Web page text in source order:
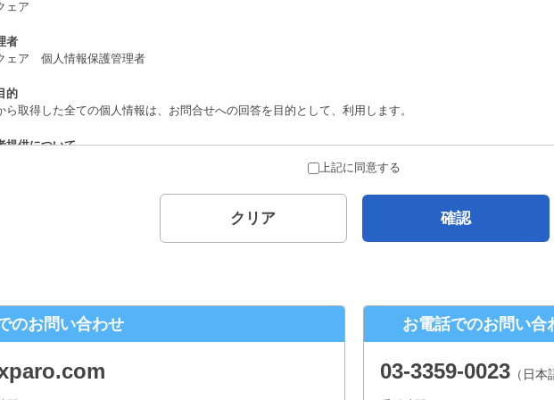
ェア
者
ェア 個人情報保護管理者
的
ら取得した全ての個人情報は、お問合せへの回答を目的として、利用します。
提供について
は、法律上許されている場合を除き、ご本人の了解を得ることなく第三者に提供することはありません。
した個人情報は委託することがありません。
ェア 個人情報お問合せ窓口
都新宿区西新宿６丁目１２−１ パークウェストビル１３階
日9時～17時30分 但し、年末年始、夏季休暇は除きます。）
上記に同意する
クリア 確認
のお問い合わせ お電話でのお問い合
03-3359-0023 （日本